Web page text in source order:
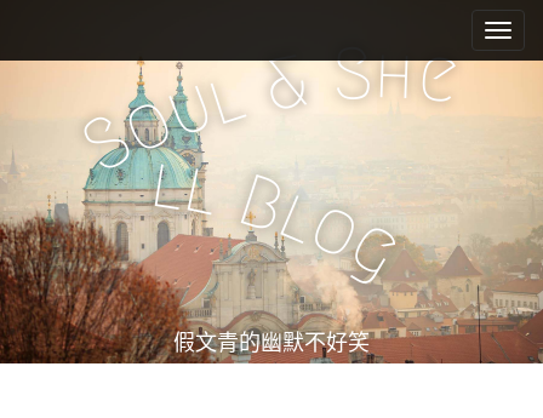
e
n
u
i
c
n
t
e
n
t
S
oul&She
ll Blog
假文青的幽默不好笑